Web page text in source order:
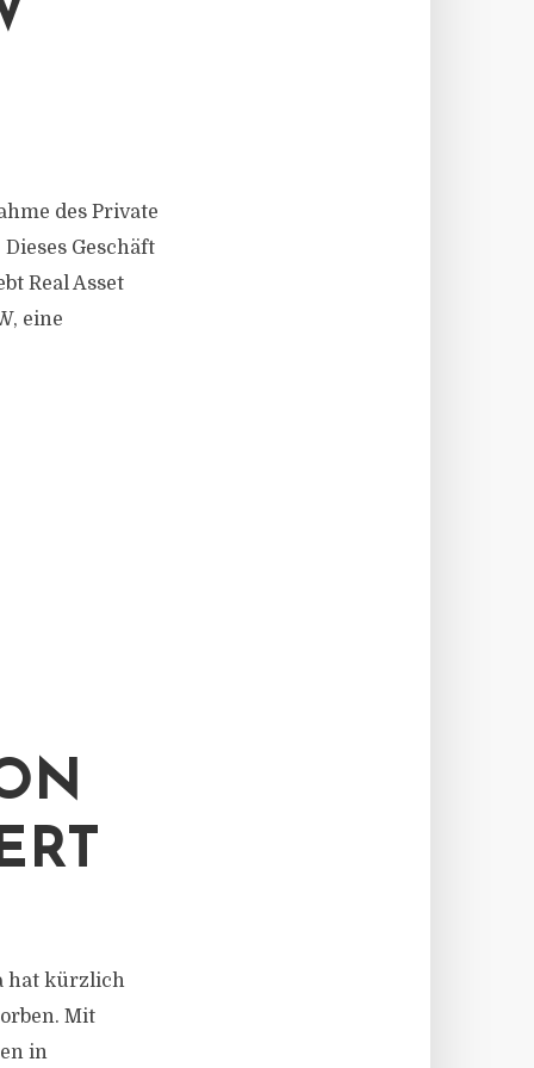
des Private
Geschäft
Real Asset
eine
hat kürzlich
Mit
in